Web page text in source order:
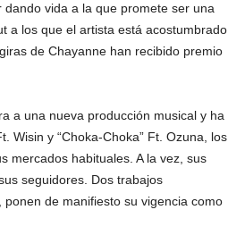
vida a la que promete ser una
a los que el artista está acostumbrado
de Chayanne han recibido premio
a una nueva producción musical y ha
Wisin y “Choka-Choka” Ft. Ozuna, los
mercados habituales. A la vez, sus
seguidores. Dos trabajos
de manifiesto su vigencia como